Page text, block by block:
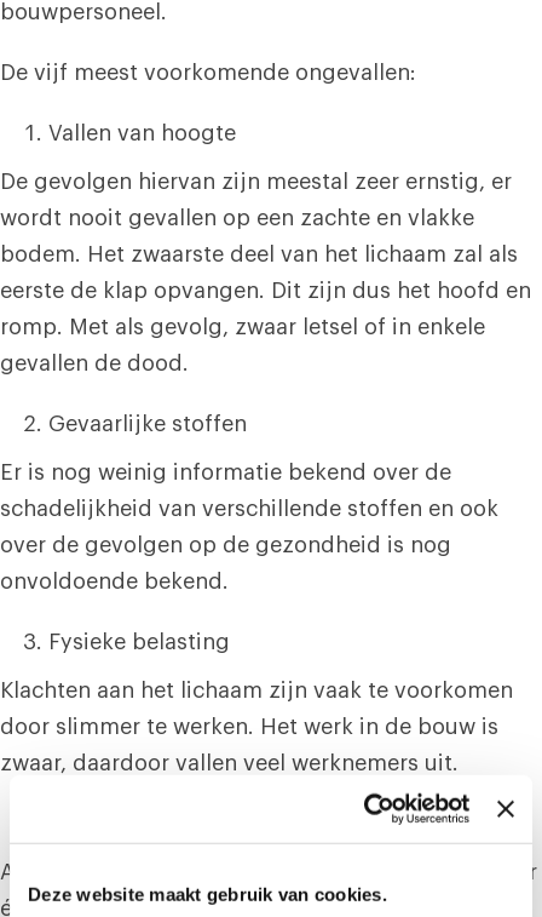
Deze website maakt gebruik van cookies.
bouwpersoneel.
De vijf meest voorkomende ongevallen:
Vallen van hoogte
De gevolgen hiervan zijn meestal zeer ernstig, er
wordt nooit gevallen op een zachte en vlakke
bodem. Het zwaarste deel van het lichaam zal als
eerste de klap opvangen. Dit zijn dus het hoofd en
romp. Met als gevolg, zwaar letsel of in enkele
gevallen de dood.
Gevaarlijke stoffen
Er is nog weinig informatie bekend over de
schadelijkheid van verschillende stoffen en ook
over de gevolgen op de gezondheid is nog
onvoldoende bekend.
Fysieke belasting
Klachten aan het lichaam zijn vaak te voorkomen
door slimmer te werken. Het werk in de bouw is
zwaar, daardoor vallen veel werknemers uit.
Ladders en gevaarlijk gereedschap
Als je werkt op een ladder betekent het dat je maar
één hand vrij hebt om mee te werken. Het risico